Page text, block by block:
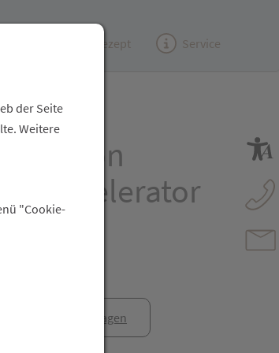
(e)Rezept Service
Accelerator
Rezept anfragen
der Seite
Weitere
"Cookie-